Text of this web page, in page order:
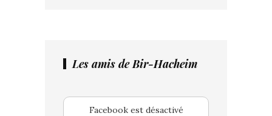
Les amis de Bir-Hacheim
Facebook est désactivé